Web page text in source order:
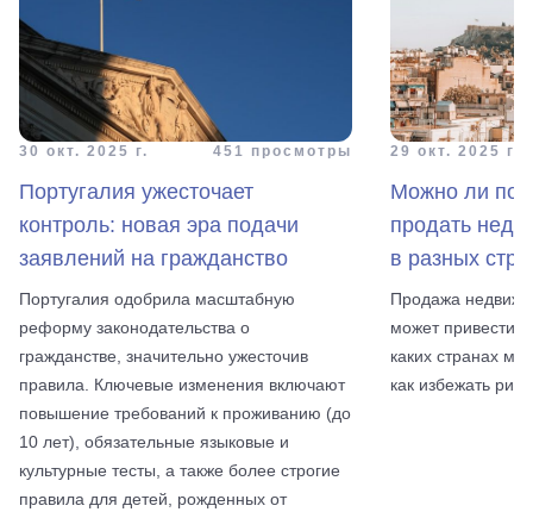
30 окт. 2025 г. 451 просмотры
Португалия ужесточает
контроль: новая эра подачи
заявлений на гражданство
Португалия одобрила масштабную
реформу законодательства о
гражданстве, значительно ужесточив
правила. Ключевые изменения включают
повышение требований к проживанию (до
10 лет), обязательные языковые и
культурные тесты, а также более строгие
правила для детей, рожденных от
29 окт. 2025 г.
Можно ли
продать
в разных
Продажа
может привести
каких странах
как избежать